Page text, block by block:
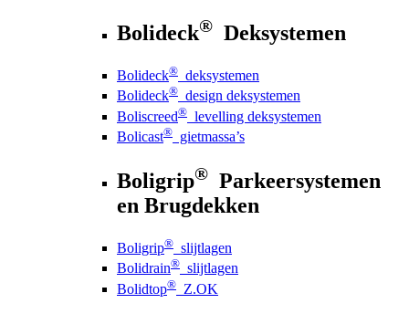
Bolideck® Deksystemen
Bolideck® deksystemen
Bolideck® design deksystemen
Boliscreed® levelling deksystemen
Bolicast® gietmassa’s
Boligrip® Parkeersystemen
en Brugdekken
Boligrip® slijtlagen
Bolidrain® slijtlagen
Bolidtop® Z.OK